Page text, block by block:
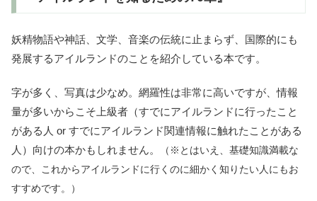
妖精物語や神話、文学、音楽の伝統に止まらず、国際的にも
発展するアイルランドのことを紹介している本です。
字が多く、写真は少なめ。網羅性は非常に高いですが、情報
量が多いからこそ上級者（すでにアイルランドに行ったこと
がある人 or すでにアイルランド関連情報に触れたことがある
人）向けの本かもしれません。
（※とはいえ、基礎知識満載な
ので、これからアイルランドに行くのに細かく知りたい人にもお
すすめです。）